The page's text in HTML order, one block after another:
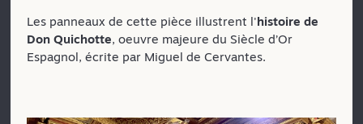
Les panneaux de cette pièce illustrent l'histoire de
Don Quichotte, oeuvre majeure du Siècle d’Or
Espagnol, écrite par Miguel de Cervantes.